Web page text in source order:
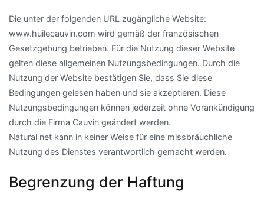
Die unter der folgenden URL zugängliche Website:
www.huilecauvin.com wird gemäß der französischen
Gesetzgebung betrieben. Für die Nutzung dieser Website
gelten diese allgemeinen Nutzungsbedingungen. Durch die
Nutzung der Website bestätigen Sie, dass Sie diese
Bedingungen gelesen haben und sie akzeptieren. Diese
Nutzungsbedingungen können jederzeit ohne Vorankündigung
durch die Firma Cauvin geändert werden.
Natural net kann in keiner Weise für eine missbräuchliche
Nutzung des Dienstes verantwortlich gemacht werden.
Begrenzung der Haftung